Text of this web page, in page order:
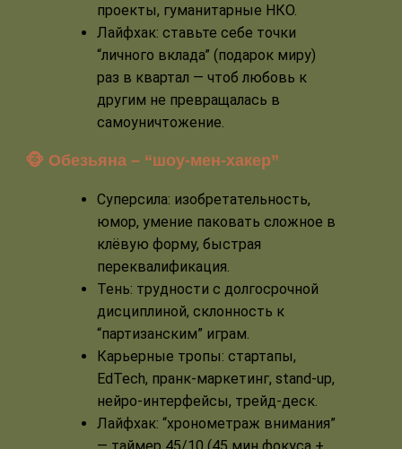
проекты, гуманитарные НКО.
Лайфхак: ставьте себе точки
“личного вклада” (подарок миру)
раз в квартал — чтоб любовь к
другим не превращалась в
самоуничтожение.
🐵 Обезьяна – “шоу-мен-хакер”
Суперсила: изобретательность,
юмор, умение паковать сложное в
клёвую форму, быстрая
переквалификация.
Тень: трудности с долгосрочной
дисциплиной, склонность к
“партизанским” играм.
Карьерные тропы: стартапы,
EdTech, пранк-маркетинг, stand-up,
нейро-интерфейсы, трейд-деск.
Лайфхак: “хронометраж внимания”
— таймер 45/10 (45 мин фокуса +